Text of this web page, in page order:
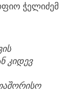
ჭელიძემ
კიდევ